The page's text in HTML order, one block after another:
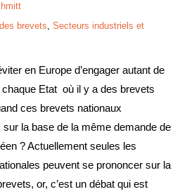
brevets, Secteurs industriels et
en Europe d’engager autant de
Etat où il y a des brevets
ces brevets nationaux
la base de la même demande de
? Actuellement seules les
peuvent se prononcer sur la
or, c’est un débat qui est